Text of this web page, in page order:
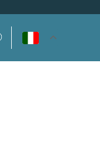
per: